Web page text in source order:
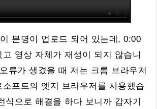
분명이 업로드 되어 있는데, 0:00
영상 자체가 재생이 되지 않습니
류가 생겼을 때 저는 크롬 브라우저
프트의 엣지 브라우저를 사용했습
식으로 해결을 하다 보니까 갑자기